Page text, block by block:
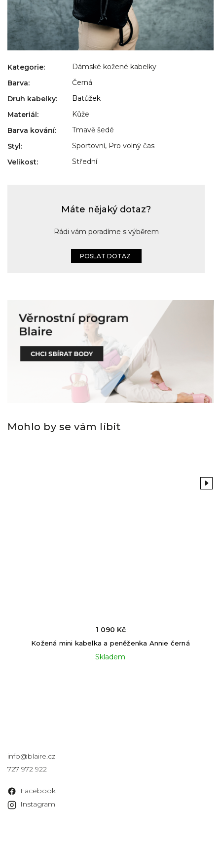
Kategorie:
Dámské kožené kabelky
Barva:
Černá
Druh kabelky:
Batůžek
Materiál:
Kůže
Barva kování:
Tmavě šedé
Styl: Sportovní, Pro volný čas
Velikost: Střední
Máte nějaký dotaz?
Rádi vám poradíme s výběrem
POSLAT DOTAZ
Mohlo by se vám líbit
Previous
Kožená mini kabelka a peněženka Annie černá
Skladem
1 090 Kč
Next
info@blaire.cz
727 972 922
Facebook
Instagram